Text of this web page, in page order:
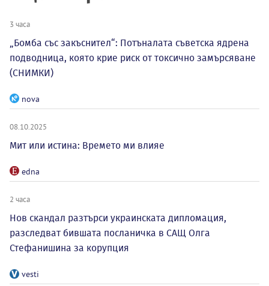
3 часа
„Бомба със закъснител“: Потъналата съветска ядрена
подводница, която крие риск от токсично замърсяване
(СНИМКИ)
nova
08.10.2025
Мит или истина: Времето ми влияе
edna
2 часа
Нов скандал разтърси украинската дипломация,
разследват бившата посланичка в САЩ Олга
Стефанишина за корупция
vesti